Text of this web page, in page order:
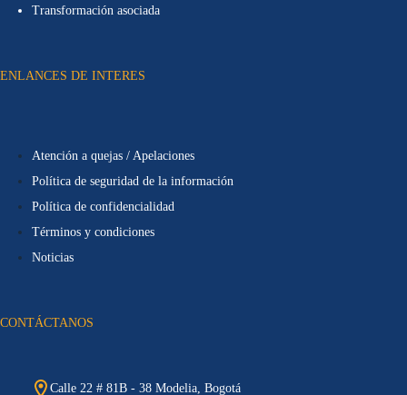
Transformación asociada
ENLANCES DE INTERES
Atención a quejas / Apelaciones
Política de seguridad de la información
Política de confidencialidad
Términos y condiciones
Noticias
CONTÁCTANOS
Calle 22 # 81B - 38 Modelia, Bogotá